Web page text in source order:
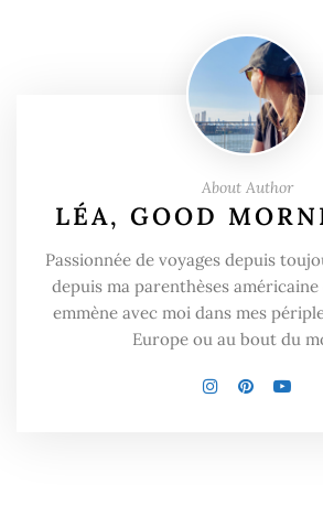
About Author
LÉA, GOOD
Passionnée de voyages depuis
depuis ma parenthèses américaine
emmène avec moi dans mes
Europe ou au bout du